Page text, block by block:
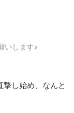
いします♪
撃し始め、なんと